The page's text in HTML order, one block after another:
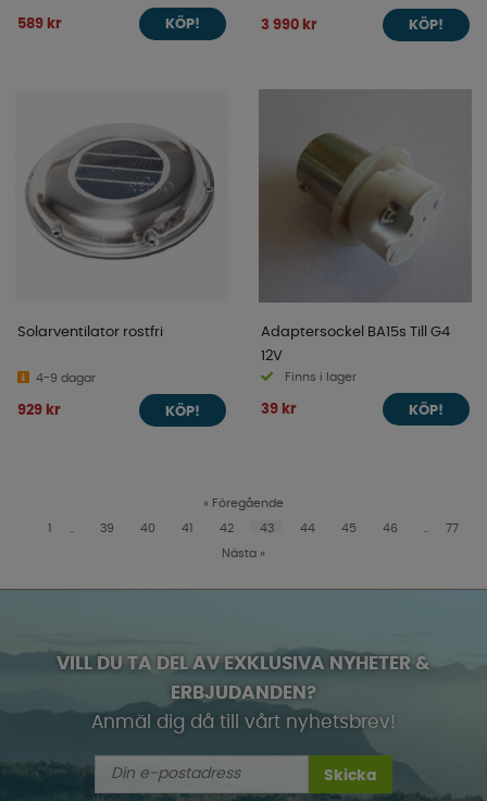
589 kr KÖP! 3 990 kr KÖP!
Solarventilator rostfri
4-9 dagar
929 kr KÖP!
Adaptersockel BA15s Till G4
12V
Finns i lager
39 kr KÖP!
« Föregående
1 39 40 41 42 43 44 45 46 77
Nästa »
VILL DU TA DEL AV EXKLUSIVA NYHETER &
ERBJUDANDEN?
Anmäl dig då till vårt nyhetsbrev!
Skicka